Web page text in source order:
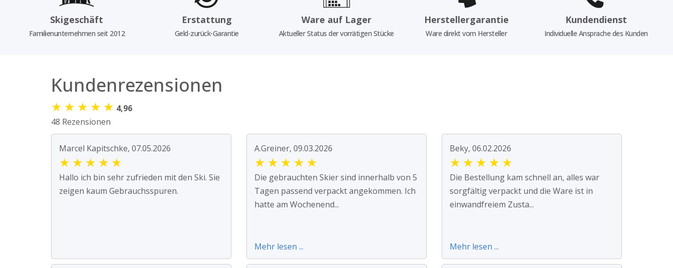
Skigeschäft
Familienunternehmen seit 2012
Erstattung
Geld-zurück-Garantie
Ware auf Lager
Aktueller Status der vorrätigen Stücke
Herstellergarantie
Ware direkt vom Hersteller
Kundendienst
Individuelle Ansprache des Kunden
Kundenrezensionen
★ ★ ★ ★ ★ 4,96
48 Rezensionen
Marcel Kapitschke, 07.05.2026
★ ★ ★ ★ ★
Hallo ich bin sehr zufrieden mit den Ski. Sie
zeigen kaum Gebrauchsspuren.
A.Greiner, 09.03.2026
★ ★ ★ ★ ★
Die gebrauchten Skier sind innerhalb von 5
Tagen passend verpackt angekommen. Ich
hatte am Wochenend...
Mehr lesen ...
Beky, 06.02.2026
★ ★ ★ ★ ★
Die Bestellung kam schnell an, alles war
sorgfältig verpackt und die Ware ist in
einwandfreiem Zusta...
Mehr lesen ...